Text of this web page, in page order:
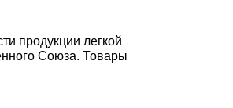
продукции легкой
Союза. Товары